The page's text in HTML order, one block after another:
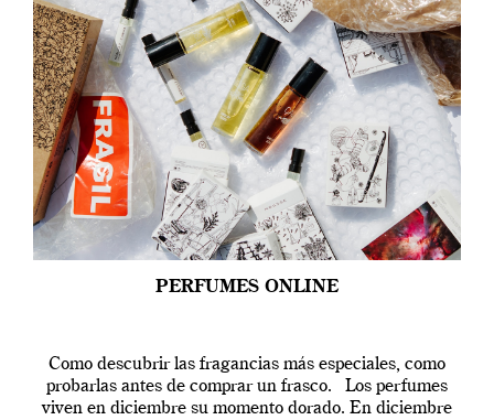
PERFUMES ONLINE
Como descubrir las fragancias más especiales, como
probarlas antes de comprar un frasco. Los perfumes
viven en diciembre su momento dorado. En diciembre